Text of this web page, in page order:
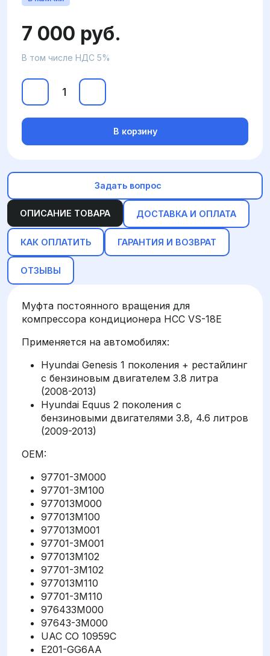
ОПИСАНИЕ ТОВАРА ДОСТАВКА И ОПЛАТА
КАК ОПЛАТИТЬ ГАРАНТИЯ И ВОЗВРАТ
ОТЗЫВЫ
Муфта постоянного вращения для
компрессора кондиционера HCC VS-18E
Применяется на автомобилях:
Hyundai Genesis 1 поколения + рестайлинг
с бензиновым двигателем 3.8 литра
(2008-2013)
Hyundai Equus 2 поколения с
бензиновыми двигателями 3.8, 4.6 литров
(2009-2013)
OEM:
97701-3M000
97701-3M100
977013M000
977013M100
977013M001
97701-3M001
977013M102
97701-3M102
977013M110
97701-3M110
976433M000
97643-3M000
UAC CO 10959C
E201-GG6AA
7 000 руб.
В том числе НДС 5%
В корзину
Задать вопрос